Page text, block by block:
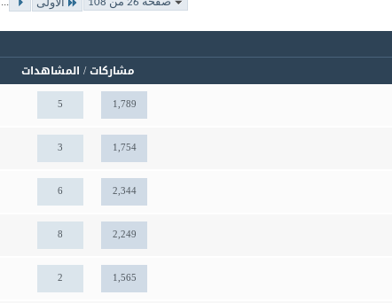
الأولى
مشاركات/ المشاهدات
5 1,789
3 1,754
6 2,344
8 2,249
2 1,565